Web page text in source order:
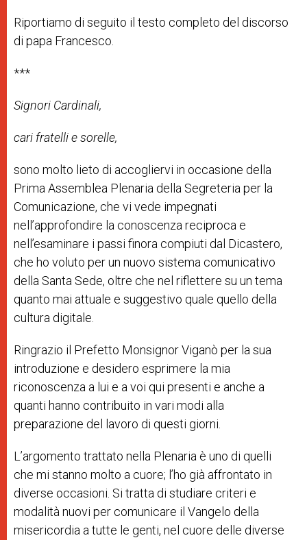
Riportiamo di seguito il testo completo del discorso
di papa Francesco.
***
Signori Cardinali,
cari fratelli e sorelle,
sono molto lieto di accogliervi in occasione della
Prima Assemblea Plenaria della Segreteria per la
Comunicazione, che vi vede impegnati
nell’approfondire la conoscenza reciproca e
nell’esaminare i passi finora compiuti dal Dicastero,
che ho voluto per un nuovo sistema comunicativo
della Santa Sede, oltre che nel riflettere su un tema
quanto mai attuale e suggestivo quale quello della
cultura digitale.
Ringrazio il Prefetto Monsignor Viganò per la sua
introduzione e desidero esprimere la mia
riconoscenza a lui e a voi qui presenti e anche a
quanti hanno contribuito in vari modi alla
preparazione del lavoro di questi giorni.
L’argomento trattato nella Plenaria è uno di quelli
che mi stanno molto a cuore; l’ho già affrontato in
diverse occasioni. Si tratta di studiare criteri e
modalità nuovi per comunicare il Vangelo della
misericordia a tutte le genti, nel cuore delle diverse